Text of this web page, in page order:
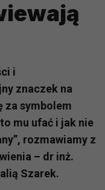
i
znaczek na
za symbolem
mu ufać i jak nie
rozmawiamy z
– dr inż.
Szarek.